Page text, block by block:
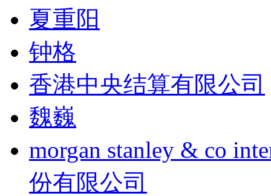
夏重阳
钟格
香港中央结算有限公司
魏巍
morgan stanley & co
份有限公司